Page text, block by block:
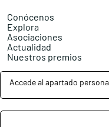
Conócenos
Explora
Asociaciones
Actualidad
Nuestros premios
Accede al apartado